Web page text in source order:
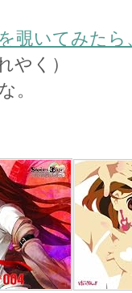
覗いてみた
やく）
。